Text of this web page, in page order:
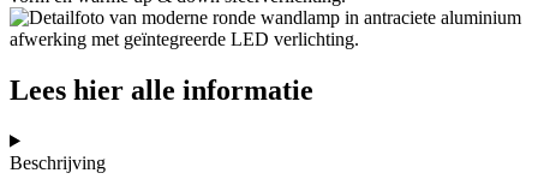
Lees hier alle informatie
Beschrijving